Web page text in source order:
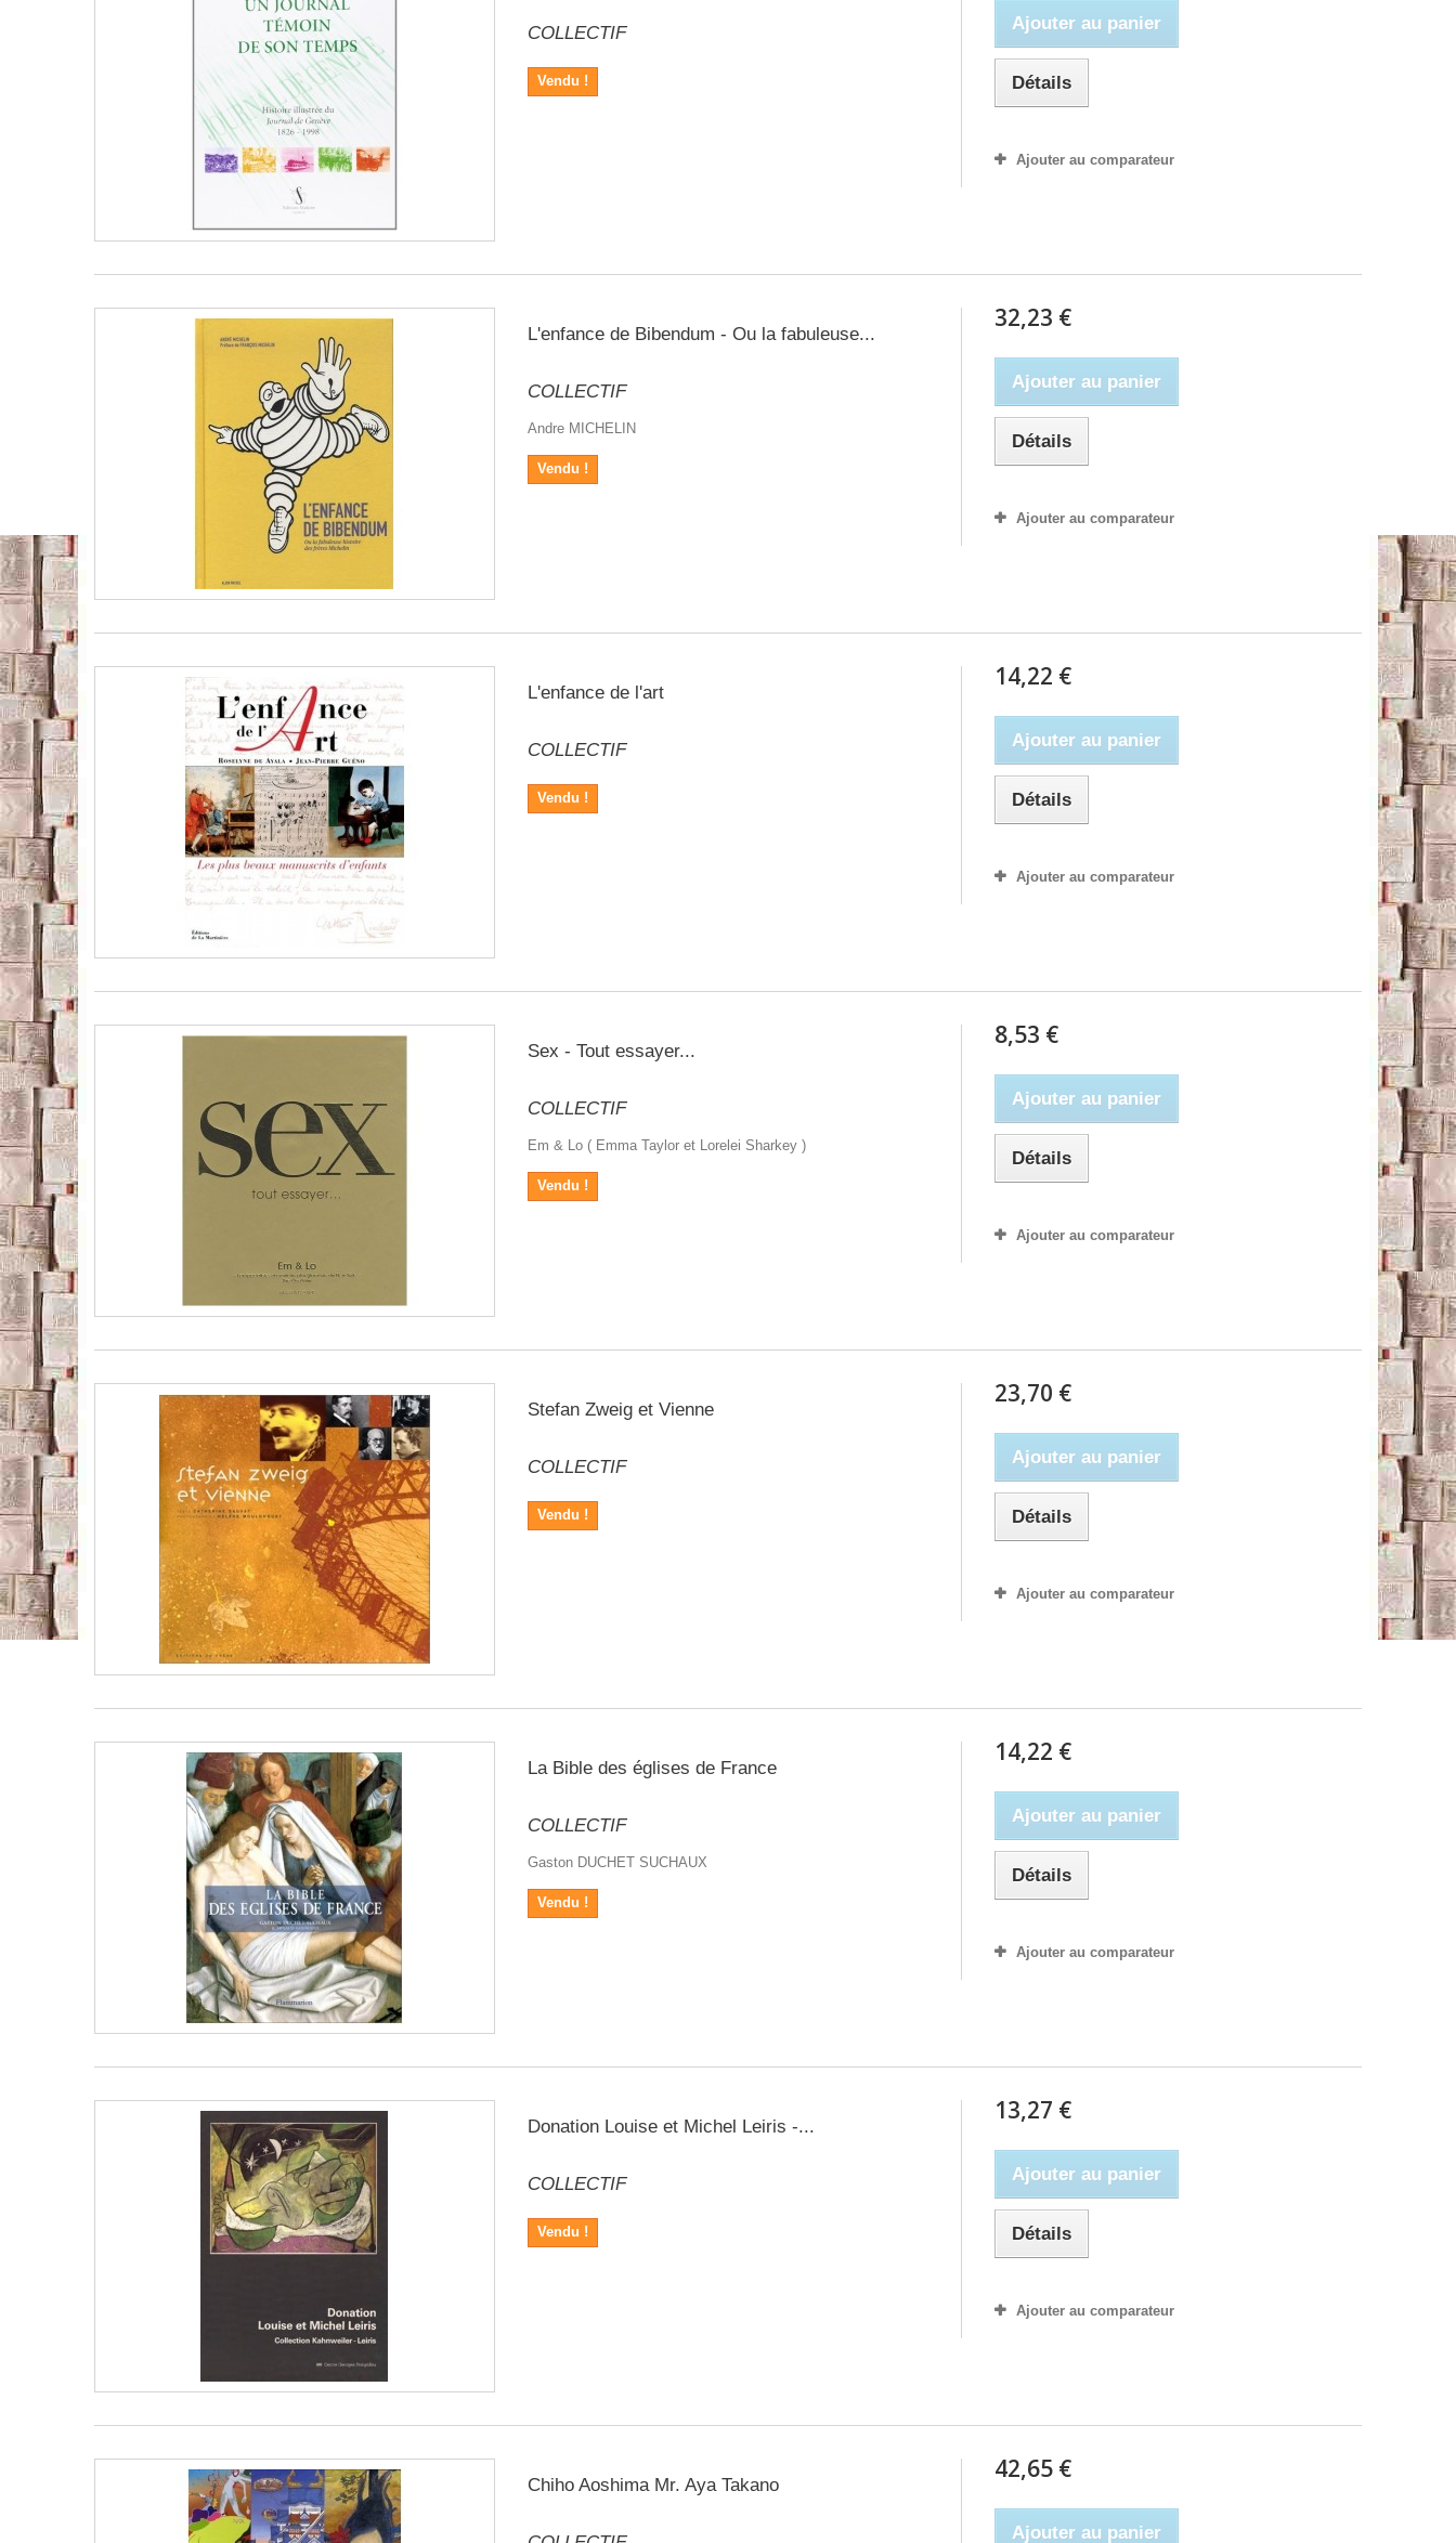
COLLECTIF
Vendu !
Ajouter au panier
Détails
Ajouter au comparateur
L'enfance de Bibendum - Ou la fabuleuse...
COLLECTIF
Andre MICHELIN
Vendu !
32,23 €
Ajouter au panier
Détails
Ajouter au comparateur
L'enfance de l'art
COLLECTIF
Vendu !
14,22 €
Ajouter au panier
Détails
Ajouter au comparateur
Sex - Tout essayer...
COLLECTIF
Em & Lo ( Emma Taylor et Lorelei Sharkey )
Vendu !
8,53 €
Ajouter au panier
Détails
Ajouter au comparateur
Stefan Zweig et Vienne
COLLECTIF
Vendu !
23,70 €
Ajouter au panier
Détails
Ajouter au comparateur
La Bible des églises de France
COLLECTIF
Gaston DUCHET SUCHAUX
Vendu !
14,22 €
Ajouter au panier
Détails
Ajouter au comparateur
Donation Louise et Michel Leiris -...
COLLECTIF
Vendu !
13,27 €
Ajouter au panier
Détails
Ajouter au comparateur
Chiho Aoshima Mr. Aya Takano
42,65 €
Ajouter au panier